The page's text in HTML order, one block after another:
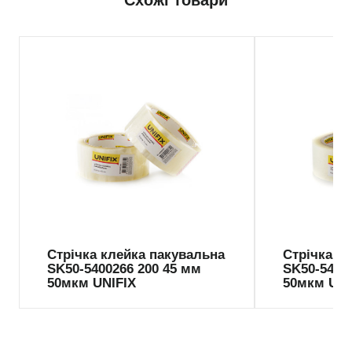
Стрічка клейка пакувальна
SK50-5400266 200 45 мм
50мкм UNIFIX
Стрічка
SK50-
50мкм